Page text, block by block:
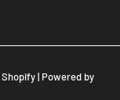
Shopify| Powered by